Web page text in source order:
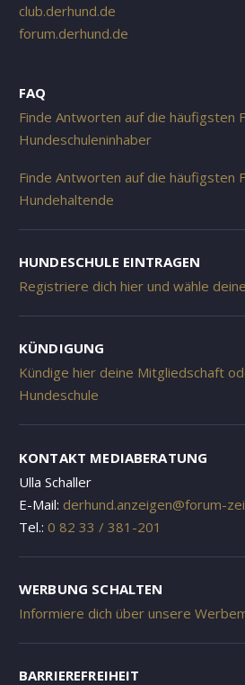
club.derhund.de
forum.derhund.de
FAQ
Finde Antworten auf die häufigsten
Hundeschuleninhaber
Finde Antworten auf die häufigsten
Hundehaltende
HUNDESCHULE EINTRAGEN
Registriere dich hier und wähle
KÜNDIGUNG
Kündige hier deine Mitgliedschaft
Hundeschule
KONTAKT MEDIABERATUNG
Ulla Schaller
E-Mail: derhund.anzeigen@forum-
Tel.: 0 82 33 / 381-201
WERBUNG SCHALTEN
Informiere dich über unsere
BARRIEREFREIHEIT